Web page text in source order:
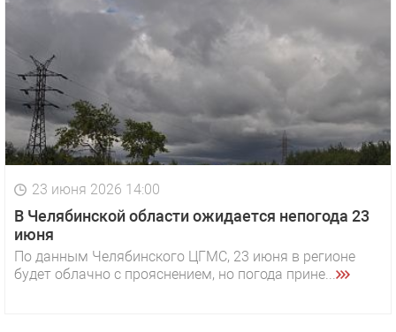
23 июня 2026 14:00
В Челябинской области ожидается непогода 23
июня
По данным Челябинского ЦГМС, 23 июня в регионе
будет облачно с прояснением, но погода прине...